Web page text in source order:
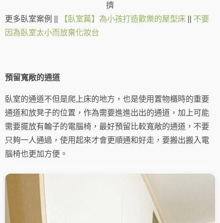
擠
更多臥室案例 ||
【臥室篇】為小孩打造歡樂的屋型床
不要
因為臥室太小而放棄化妝台
預留寬敞的通道
臥室的通道不但是爬上床的地方，也是使用置物櫃時的重要
通道和放凳子的位置，作為需要進進出出的通道，加上可能
需要擺放有輪子的電腦椅，最好預留比較寬敞的通道，不要
只夠一人通過，使用起來才會更順通和好走，要搬出搬入電
腦椅也更加方便。